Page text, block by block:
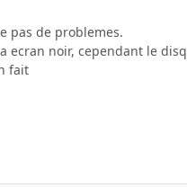
pas de problemes.
ecran noir, cependant le
fait